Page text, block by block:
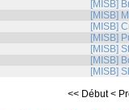
[MISB]
[MISB]
[MISB]
[MISB]
[MISB]
[MISB]
[MISB]
<< Début <